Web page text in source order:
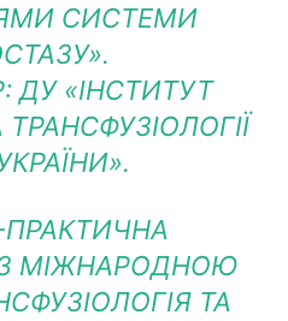
СИСТЕМИ
ДУ «ІНСТИТУТ
ТРАНСФУЗІОЛОГІЇ
МІЖНАРОДНОЮ
ТА